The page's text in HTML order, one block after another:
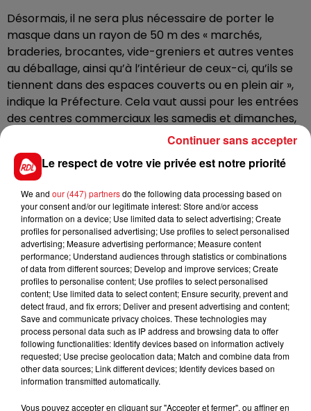
Désormais, il ne sera plus nécessaire de porter le
masque dans un rayon de 50 m des « marchés,
braderies, brocantes, vide-greniers et autres ventes
au déballage, ainsi qu’à l’intérieur de ceux-ci, qu’ils se
tiennent dans des espaces couverts ou en plein air »,
indique la Préfecture. Cela vaut aussi pour les entrées
des centres commerciaux les samedis et dimanches,
les entrées des établissements scolaires et
universitaires, les entrées des lieux de culte, les
stations et lieux d’arrêt des transports collectifs de
voyageurs.
En revanche, le masque demeure obligatoire jusqu’au
15 novembre dans les files d'attente, les
rassemblements sur la voie publique, les zones
piétonnes le samedi et les enceintes sportives.
FIL D'ACTUS
Le respect de votre vie privée est notre priorité
We and our (447) partnersdo the following data processing based on
your consent and/or our legitimate interest: Store and/or access
information on a device; Use limited data to select advertising; Create
profiles for personalised advertising; Use profiles to select personalised
advertising; Measure advertising performance; Measure content
performance; Understand audiences through statistics or combinations
of data from different sources; Develop and improve services; Create
profiles to personalise content; Use profiles to select personalised
content; Use limited data to select content; Ensure security, prevent and
detect fraud, and fix errors; Deliver and present advertising and content;
Save and communicate privacy choices. These technologies may
process personal data such as IP address and browsing data to offer
following functionalities: Identify devices based on information actively
requested; Use precise geolocation data; Match and combine data from
other data sources; Link different devices; Identify devices based on
information transmitted automatically.
Vous pouvez accepter en cliquant sur "Accepter et fermer", ou affiner en
Continuer sans accepter